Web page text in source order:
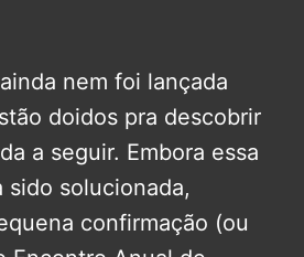
nem foi lançada
doidos pra descobrir
a seguir. Embora essa
sido solucionada,
confirmação (ou